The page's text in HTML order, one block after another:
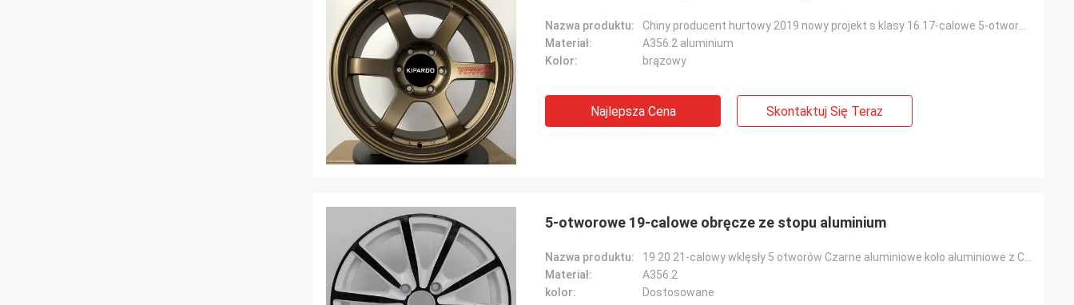
Nazwa produktu:
Materiał:
A356.2 aluminium
Kolor:
brązowy
Najlepsza Cena Skontaktuj Się Teraz
5-otworowe 19-calowe obręcze ze stopu aluminium
Nazwa produktu:
Materiał:
A356.2
kolor:
Dostosowane